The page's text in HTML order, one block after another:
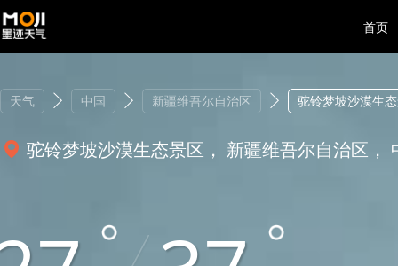
首页
天气 中国 新疆维吾尔自治区 驼铃梦坡沙漠生
驼铃梦坡沙漠生态景区， 新疆维吾尔自治区，